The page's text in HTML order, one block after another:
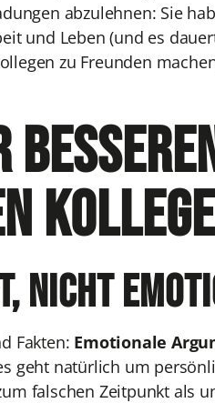
abzulehnen: Sie
und Leben (und es
zu Freunden
nicht
Fakten: Emotionale
geht natürlich um
falschen Zeitpunkt als